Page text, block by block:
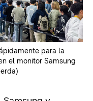
para la
el monitor Samsung